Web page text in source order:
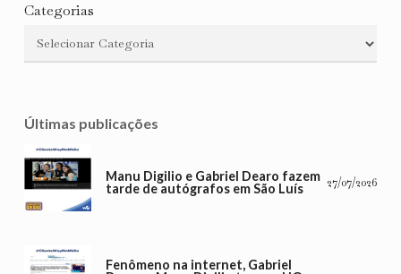
Categorias
Últimas publicações
Manu Digilio e Gabriel Dearo fazem
tarde de autógrafos em São Luís
27/07/2026
Fenômeno na internet, Gabriel